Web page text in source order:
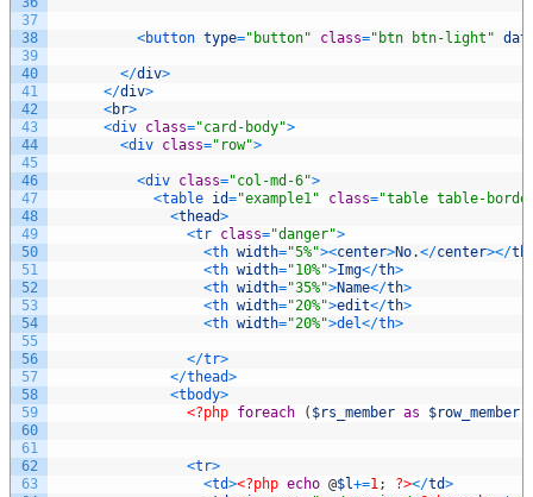
37
38
39
40
41
42
43
44
45
46
47
48
49
50
51
52
53
54
55
56
57
58
59
60
61
62
63
<button type="button" class="btn btn-light"
</div>
</div>
<br>
<div class="card-body">
<div class="row">
<div class="col-md-6">
<table id="example1" class="table table-
<thead>
<tr class="danger">
<th width="5%"><center>No.</center></th
<th width="10%">Img</th>
<th width="35%">Name</th>
<th width="20%">edit</th>
<th width="20%">del</th>
</tr>
</thead>
<tbody>
<?php foreach ( $rs_member as $row_member
<tr>
<td><?php echo @$l+=1; ?></td>